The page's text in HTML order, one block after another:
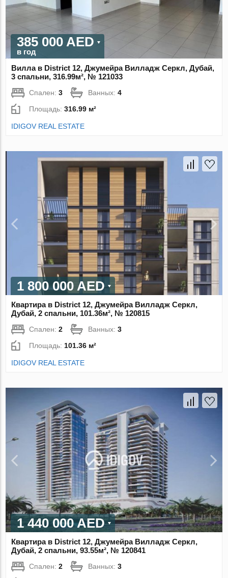
385 000 AED
в год
Вилла в District 12, Джумейра Вилладж Серкл, Дубай,
3 спальни, 316.99м², № 121033
Спален:3 Ванных:4
Площадь:316.99 м²
IDIGOV REAL ESTATE
1 800 000 AED
Квартира в District 12, Джумейра Вилладж Серкл,
Дубай, 2 спальни, 101.36м², № 120815
Спален:2 Ванных:3
Площадь:101.36 м²
IDIGOV REAL ESTATE
1 440 000 AED
Квартира в District 12, Джумейра Вилладж Серкл,
Дубай, 2 спальни, 93.55м², № 120841
Спален:2 Ванных:3